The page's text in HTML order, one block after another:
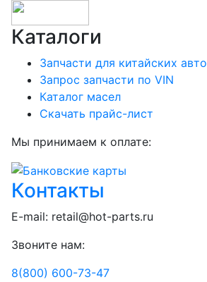
Каталоги
Запчасти для китайских авто
Запрос запчасти по VIN
Каталог масел
Скачать прайс-лист
Мы принимаем к оплате:
Контакты
E-mail: retail@hot-parts.ru
Звоните нам:
8(800) 600-73-47